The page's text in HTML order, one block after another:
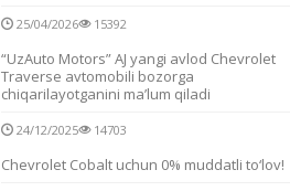
25/04/2026 15392
“UzAuto Motors” AJ yangi avlod Chevrolet
Traverse avtomobili bozorga
chiqarilayotganini ma’lum qiladi
24/12/2025 14703
Chevrolet Cobalt uchun 0% muddatli to‘lov!